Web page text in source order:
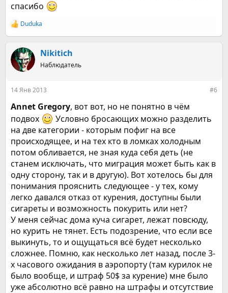
спасибо
Р
е
к
ц
и
Duduka
Nikitich
Наблюдатель
14 Янв 2013 #6
Annet Gregory, вот вот, но не понятно в чём
подвох
Условно бросающих можно разделить
на две категории - которым пофиг на все
происходящее, и на тех кто в ломках холодным
потом обливается, не зная куда себя деть (не
станем исключать, что миграция может быть как в
одну сторону, так и в другую). Вот хотелось бы для
понимания прояснить следующее - у тех, кому
легко давался отказ от курения, доступны были
сигареты и возможность покурить или нет?
У меня сейчас дома куча сигарет, лежат повсюду,
но курить не тянет. Есть подозрение, что если все
выкинуть, то и ощущаться всё будет несколько
сложнее. Помню, как несколько лет назад, после 3-
х часового ожидания в аэропорту (там курилок не
было вообще, и штраф 50$ за курение) мне было
уже абсолютно всё равно на штрафы и отсутствие